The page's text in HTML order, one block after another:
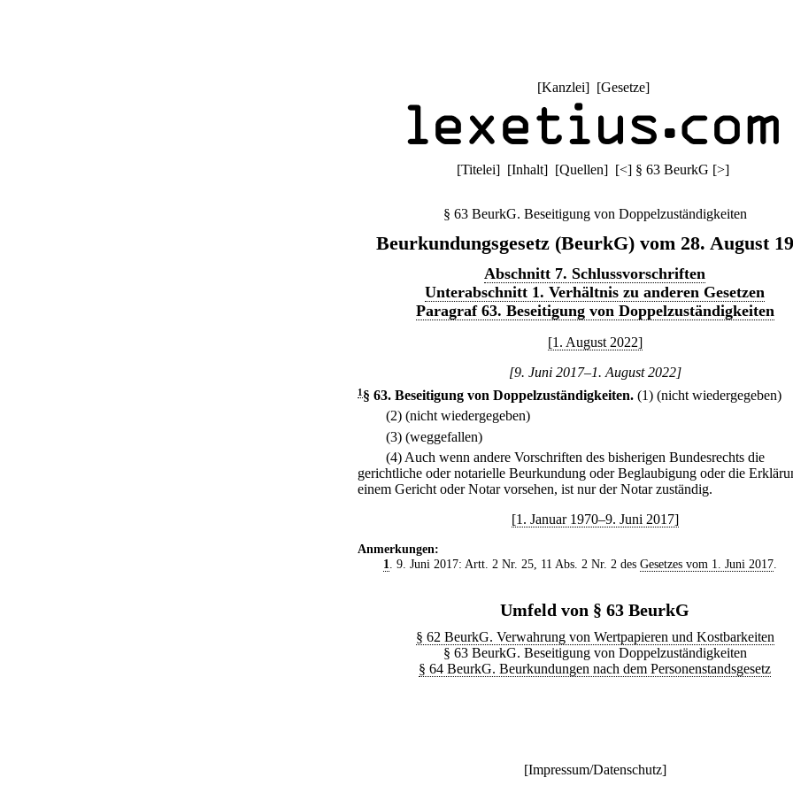
[Kanzlei] [Gesetze]
[Titelei] [Inhalt] [Quellen] [<] § 63 BeurkG [>]
§ 63 BeurkG. Beseitigung von Doppelzuständigkeiten
Beurkundungsgesetz (BeurkG) vom 28. August
Abschnitt 7. Schlussvorschriften
Unterabschnitt 1. Verhältnis zu anderen Gesetzen
Paragraf 63. Beseitigung von Doppelzuständigkeiten
[1. August 2022]
[9. Juni 2017–1. August 2022]
1 § 63. Beseitigung von Doppelzuständigkeiten. (1) (nicht wiedergegeben)
(2) (nicht wiedergegeben)
(3) (weggefallen)
(4) Auch wenn andere Vorschriften des bisherigen Bundesrechts die
gerichtliche oder notarielle Beurkundung oder Beglaubigung oder die
einem Gericht oder Notar vorsehen, ist nur der Notar zuständig.
[1. Januar 1970–9. Juni 2017]
Anmerkungen:
1
. 9. Juni 2017: Artt. 2 Nr. 25, 11 Abs. 2 Nr. 2 des Gesetzes vom 1. Juni 2017.
Umfeld von § 63 BeurkG
§ 62 BeurkG. Verwahrung von Wertpapieren und Kostbarkeiten
§ 63 BeurkG. Beseitigung von Doppelzuständigkeiten
§ 64 BeurkG. Beurkundungen nach dem Personenstandsgesetz
[Impressum/Datenschutz]